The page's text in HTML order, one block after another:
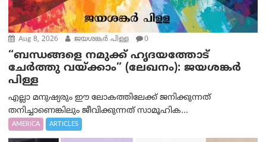
Aug 8, 2026 ജയശങ്കര്‍ പിള്ള 0
“ബന്ധങ്ങളെ നമുക്ക് ഹൃദയത്തോട്
ചേർത്തു വയ്ക്കാം” (ലേഖനം): ജയശങ്കര്‍
പിള്ള
എല്ലാ മനുഷ്യരും ഈ ലോകത്തിലേക്ക് ജനിക്കുന്നത്
തനിച്ചാണെങ്കിലും ജീവിക്കുന്നത് സാമൂഹിക...
AMERICA ARTICLES